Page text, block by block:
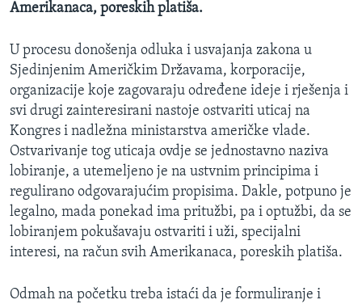
Amerikanaca, poreskih platiša.
U procesu donošenja odluka i usvajanja zakona u
Sjedinjenim Američkim Državama, korporacije,
organizacije koje zagovaraju određene ideje i rješenja i
svi drugi zainteresirani nastoje ostvariti uticaj na
Kongres i nadležna ministarstva američke vlade.
Ostvarivanje tog uticaja ovdje se jednostavno naziva
lobiranje, a utemeljeno je na ustvnim principima i
regulirano odgovarajućim propisima. Dakle, potpuno je
legalno, mada ponekad ima pritužbi, pa i optužbi, da se
lobiranjem pokušavaju ostvariti i uži, specijalni
interesi, na račun svih Amerikanaca, poreskih platiša.
Odmah na početku treba istaći da je formuliranje i